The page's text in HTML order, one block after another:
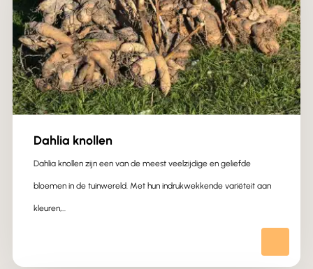
Dahlia knollen
Dahlia knollen zijn een van de meest veelzijdige en geliefde
bloemen in de tuinwereld. Met hun indrukwekkende variëteit aan
kleuren,…